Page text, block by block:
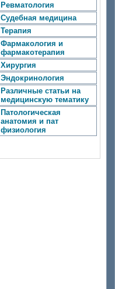
Ревматология
Судебная медицина
Терапия
Фармакология и
фармакотерапия
Хирургия
Эндокринология
Различные статьи на
медицинскую тематику
Патологическая
анатомия и пат
физиология